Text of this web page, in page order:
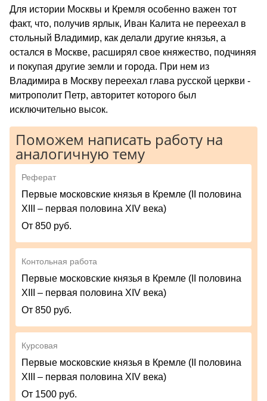
Для истории Москвы и Кремля особенно важен тот
факт, что, получив ярлык, Иван Калита не переехал в
стольный Владимир, как делали другие князья, а
остался в Москве, расширял свое княжество, подчиняя
и покупая другие земли и города. При нем из
Владимира в Москву переехал глава русской церкви -
митрополит Петр, авторитет которого был
исключительно высок.
Поможем написать работу на
аналогичную тему
Реферат
Первые московские князья в Кремле (II половина
XIII – первая половина XIV века)
От 850 руб.
Контольная работа
Первые московские князья в Кремле (II половина
XIII – первая половина XIV века)
От 850 руб.
Курсовая
Первые московские князья в Кремле (II половина
XIII – первая половина XIV века)
От 1500 руб.